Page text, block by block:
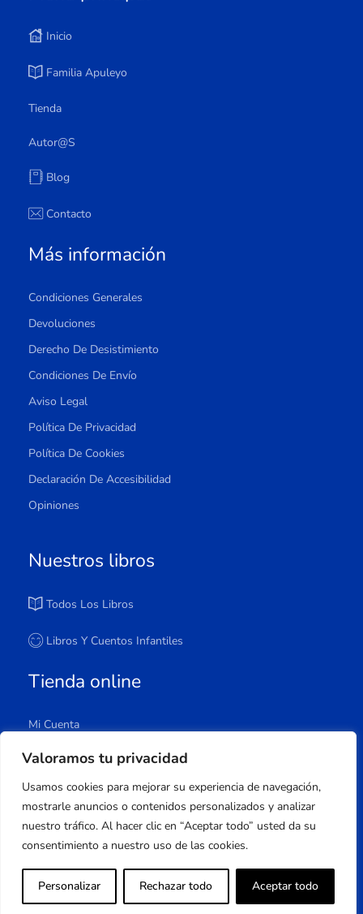
Valoramos tu privacidad
Usamos cookies para mejorar su experiencia de navegación,
mostrarle anuncios o contenidos personalizados y analizar
nuestro tráfico. Al hacer clic en “Aceptar todo” usted da su
consentimiento a nuestro uso de las cookies.
Personalizar Rechazar todo Aceptar todo
Inicio
Familia Apuleyo
Tienda
Autor@s
Blog
Contacto
Más información
Condiciones Generales
Devoluciones
Derecho De Desistimiento
Condiciones De Envío
Aviso Legal
Política De Privacidad
Política De Cookies
Declaración De Accesibilidad
Opiniones
Nuestros libros
Todos Los Libros
Libros Y Cuentos Infantiles
Tienda online
Mi Cuenta
Carrito
Lista De Deseos
Copyright © 2023 Apuleyo Ediciones | Desarrollo